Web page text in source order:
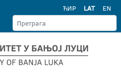
ЋИР LAT EN